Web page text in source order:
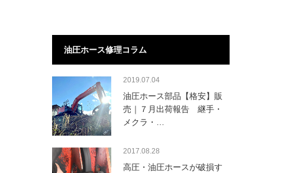
油圧ホース修理コラム
2019.07.04
油圧ホース部品【格安】販
売｜７月出荷報告 継手・
メクラ・…
2017.08.28
高圧・油圧ホースが破損す